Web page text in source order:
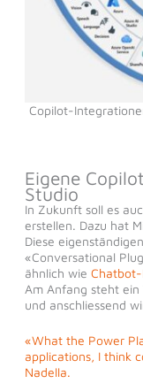
Copilot-
Eigene
Studio
In Zukunft soll es
erstellen. Dazu hat
Diese
«Conversational
ähnlich wie
Am Anfang steht
und anschliessend
«What the Power
applications, I think
Nadella.